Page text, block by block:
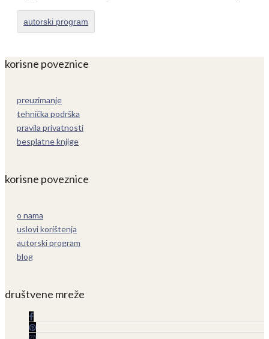
autorski program
korisne poveznice
preuzimanje
tehnička podrška
pravila privatnosti
besplatne knjige
korisne poveznice
o nama
uslovi korištenja
autorski program
blog
društvene mreže